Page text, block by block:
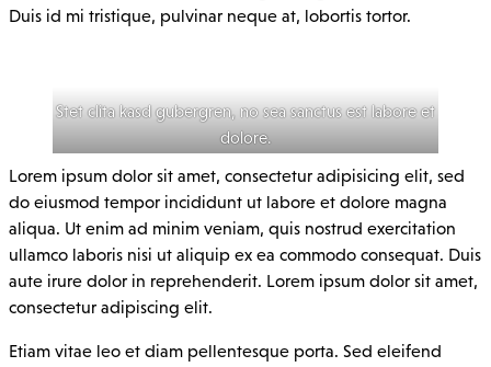
Duis id mi tristique, pulvinar neque at, lobortis tortor.
Stet clita kasd gubergren, no sea sanctus est labore et
dolore.
Lorem ipsum dolor sit amet, consectetur adipisicing elit, sed
do eiusmod tempor incididunt ut labore et dolore magna
aliqua. Ut enim ad minim veniam, quis nostrud exercitation
ullamco laboris nisi ut aliquip ex ea commodo consequat. Duis
aute irure dolor in reprehenderit. Lorem ipsum dolor sit amet,
consectetur adipiscing elit.
Etiam vitae leo et diam pellentesque porta. Sed eleifend